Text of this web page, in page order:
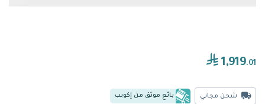
1,919.01
شحن مجاني بائع موثق من إكويب